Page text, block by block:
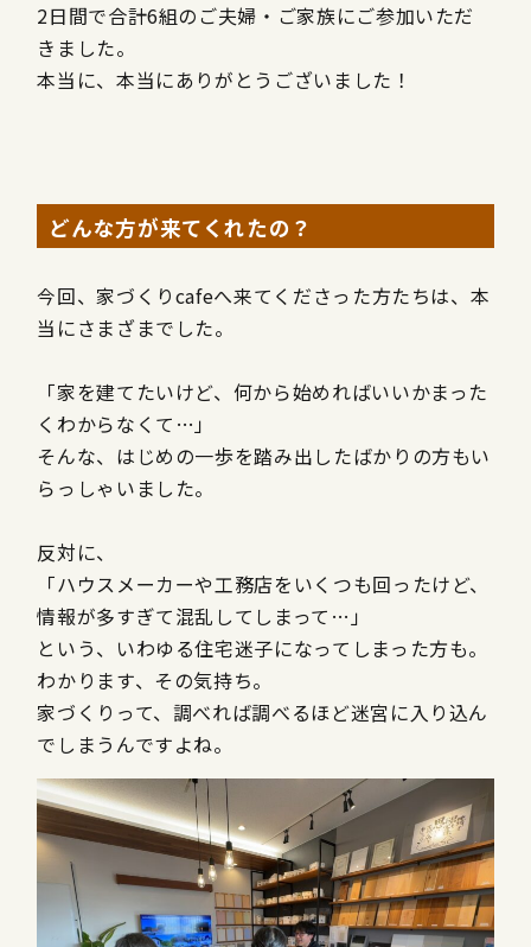
2日間で合計6組のご夫婦・ご家族にご参加いただ
きました。
本当に、本当にありがとうございました！
どんな方が来てくれたの？
今回、家づくりcafeへ来てくださった方たちは、本
当にさまざまでした。
「家を建てたいけど、何から始めればいいかまった
くわからなくて…」
そんな、はじめの一歩を踏み出したばかりの方もい
らっしゃいました。
反対に、
「ハウスメーカーや工務店をいくつも回ったけど、
情報が多すぎて混乱してしまって…」
という、いわゆる住宅迷子になってしまった方も。
わかります、その気持ち。
家づくりって、調べれば調べるほど迷宮に入り込ん
でしまうんですよね。